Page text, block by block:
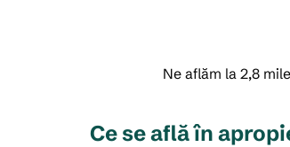
Ne aflăm la 2,8
Ce se află în